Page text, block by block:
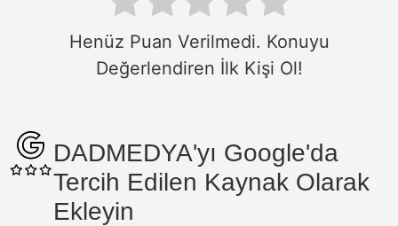
Henüz Puan Verilmedi. Konuyu
Değerlendiren İlk Kişi Ol!
DADMEDYA'yı Google'da
Tercih Edilen Kaynak Olarak
Ekleyin